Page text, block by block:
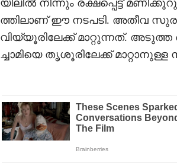
യിലിൽ നിന്നും രക്ഷപ്പെട്ട്
ത്തിലാണ് ഈ നടപടി. അതീവ
വിയ്യൂരിലേക്ക് മാറ്റുന്നത്. അടുത്ത
ച്ചാമിയെ തൃശൂരിലേക്ക്